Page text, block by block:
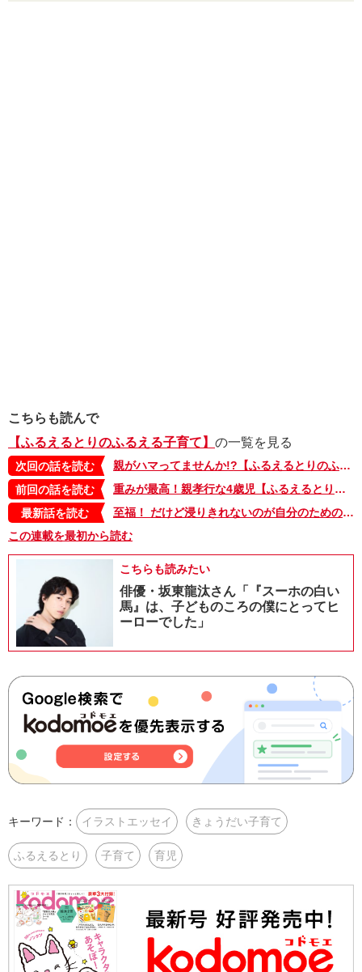
こちらも読んで
【ふるえるとりのふるえる子育て】 の一覧を見る
次回の話を読む
親がハマってませんか!?【ふるえるとりのふるえる子育て・32】
前回の話を読む
重みが最高！親孝行な4歳児【ふるえるとりのふるえる子育て・30】
最新話を読む
至福！ だけど浸りきれないのが自分のためのスキマ時間【ふるえるとりのふるえる子育て・42】
この連載を最初から読む
こちらも読みたい
俳優・坂東龍汰さん「『スーホの白い
馬』は、子どものころの僕にとってヒ
ーローでした」
キーワード： イラストエッセイ きょうだい子育て
ふるえるとり 子育て 育児